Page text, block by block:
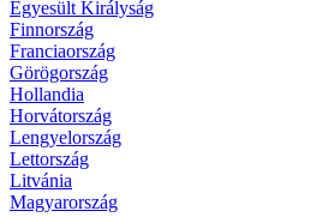
Egyesült Királyság
Finnország
Franciaország
Görögország
Hollandia
Horvátország
Lengyelország
Lettország
Litvánia
Magyarország